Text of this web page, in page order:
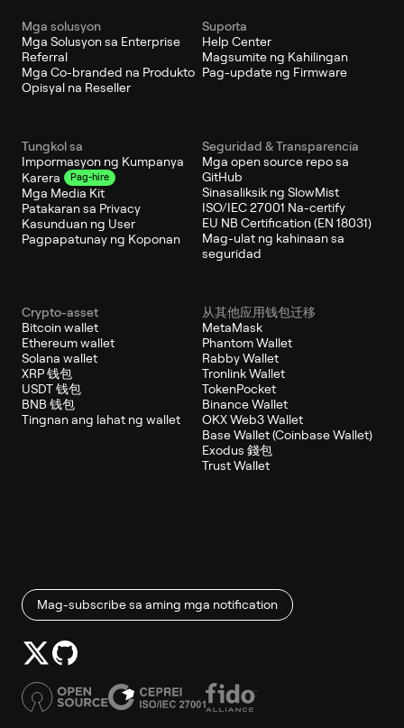
Mga solusyon
Mga Solusyon sa Enterprise
Referral
Mga Co-branded na Produkto
Opisyal na Reseller
Suporta
Help Center
Magsumite ng Kahilingan
Pag-update ng Firmware
Tungkol sa
Impormasyon ng Kumpanya
Karera
Pag-hire
Mga Media Kit
Patakaran sa Privacy
Kasunduan ng User
Pagpapatunay ng Koponan
Seguridad & Transparencia
Mga open source repo sa
GitHub
Sinasaliksik ng SlowMist
ISO/IEC 27001 Na-certify
EU NB Certification (EN 18031)
Mag-ulat ng kahinaan sa
seguridad
Crypto-asset
Bitcoin wallet
Ethereum wallet
Solana wallet
XRP 钱包
USDT 钱包
BNB 钱包
Tingnan ang lahat ng wallet
从其他应用钱包迁移
MetaMask
Phantom Wallet
Rabby Wallet
Tronlink Wallet
TokenPocket
Binance Wallet
OKX Web3 Wallet
Base Wallet (Coinbase Wallet)
Exodus 錢包
Trust Wallet
Mag-subscribe sa aming mga notification